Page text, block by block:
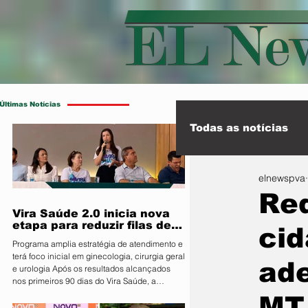
Últimas Notícias
Vira Saúde 2.0 inicia nova
etapa para reduzir filas de
Programa amplia estratégia de atendimento e
terá foco inicial em ginecologia, cirurgia geral
e urologia Após os resultados alcançados
nos primeiros 90 dias do Vira Saúde, a
Secretaria Municipal de Saúde, anunciou
Todas as notícias
Esporteelnewspva